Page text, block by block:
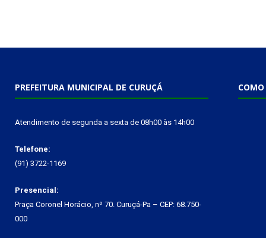
PREFEITURA MUNICIPAL DE CURUÇÁ
Atendimento de segunda a sexta de 08h00 às 14h00
Telefone:
(91) 3722-1169
Presencial:
Praça Coronel Horácio, nº 70. Curuçá-Pa – CEP: 68.750-
000
COMO